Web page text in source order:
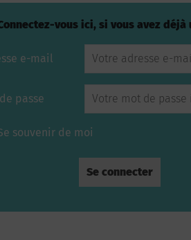
vous ici, si vous avez déjà
e-mail
passe
souvenir de moi